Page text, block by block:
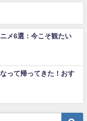
メ6選：今こそ観たい
って帰ってきた！おす